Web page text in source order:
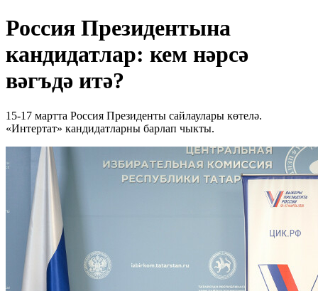
Россия Президентына
кандидатлар: кем нәрсә
вәгъдә итә?
15-17 мартта Россия Президенты сайлаулары көтелә.
«Интертат» кандидатларны барлап чыкты.